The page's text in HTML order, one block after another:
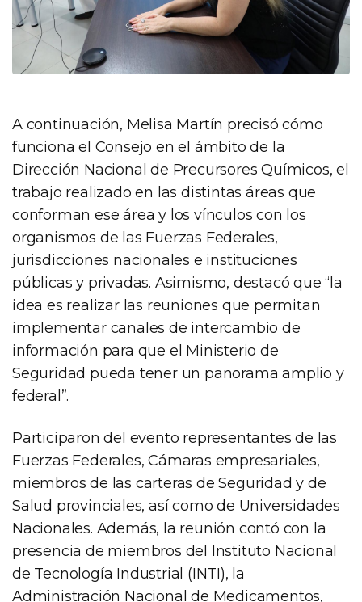
A continuación, Melisa Martín precisó cómo
funciona el Consejo en el ámbito de la
Dirección Nacional de Precursores Químicos, el
trabajo realizado en las distintas áreas que
conforman ese área y los vínculos con los
organismos de las Fuerzas Federales,
jurisdicciones nacionales e instituciones
públicas y privadas. Asimismo, destacó que “la
idea es realizar las reuniones que permitan
implementar canales de intercambio de
información para que el Ministerio de
Seguridad pueda tener un panorama amplio y
federal”.
Participaron del evento representantes de las
Fuerzas Federales, Cámaras empresariales,
miembros de las carteras de Seguridad y de
Salud provinciales, así como de Universidades
Nacionales. Además, la reunión contó con la
presencia de miembros del Instituto Nacional
de Tecnología Industrial (INTI), la
Administración Nacional de Medicamentos,